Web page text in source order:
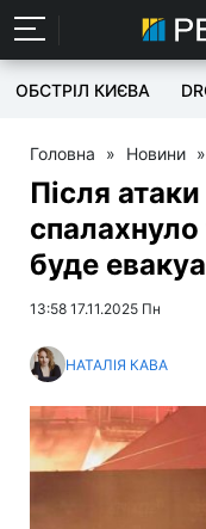
ОБСТРІЛ КИЄВА
Головна » Новини »
Після
буде
13:58 17.11.2025 Пн
НАТАЛІЯ КАВА